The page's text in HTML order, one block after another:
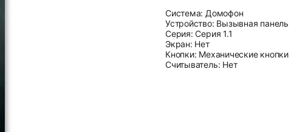
Система: Домофон
Устройство: Вызывная панель
Серия: Серия 1.1
Экран: Нет
Кнопки: Механические кнопки
Считыватель: Нет